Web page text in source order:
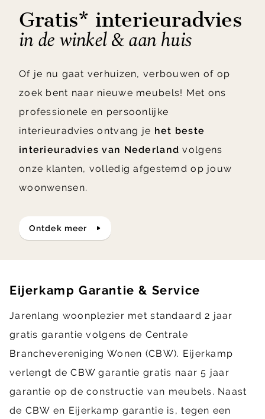
Gratis* interieuradvies
in de winkel & aan huis
Of je nu gaat verhuizen, verbouwen of op
zoek bent naar nieuwe meubels! Met ons
professionele en persoonlijke
interieuradvies ontvang je het beste
interieuradvies van Nederland volgens
onze klanten, volledig afgestemd op jouw
woonwensen.
ontdek meer
Eijerkamp Garantie & Service
Jarenlang woonplezier met standaard 2 jaar
gratis garantie volgens de Centrale
Branchevereniging Wonen (CBW). Eijerkamp
verlengt de CBW garantie gratis naar 5 jaar
garantie op de constructie van meubels. Naast
de CBW en Eijerkamp garantie is, tegen een